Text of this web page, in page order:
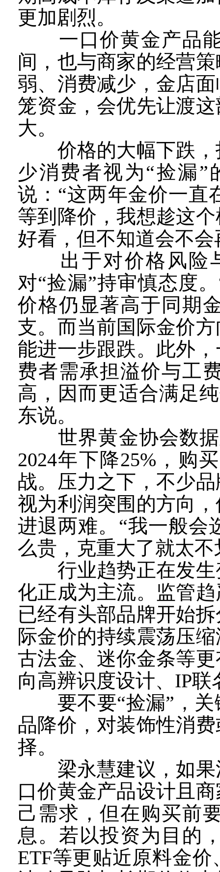
更加剧烈。
一口价黄金产品能
间，也与商家的经营
弱、消费减少，金店
笼资金，会优先让渡
大。
价格的大幅下跌，
少消费者视为“捡漏
说：“这两年金价一直
等到降价，我想趁这
好看，但不知道会不
出于对价格风险与
对“捡漏”持审慎态度
价格仍显著高于同期
支。而当前国际金价
能进一步跟跌。此外
费者需承担溢价与工
高，因而更适合满足
东说。
世界黄金协会数据
2024年下降25%，购
战。压力之下，不少
视为利润突围的方向
进退两难。“我一般会
么贵，克重大了就太
行业趋势正在发生
化正成为主流。监管
已经有头部品牌开始
际金价的持续震荡压
古法金、迷你金条等
向高辨识度设计、IP
要不要“捡漏”，关
品降价，对装饰性消
择。
梁永慧建议，如果
口价黄金产品设计且
己需求，但在购买前
息。若以投资为目的
ETF等更贴近原料金